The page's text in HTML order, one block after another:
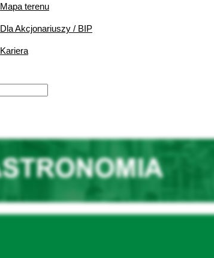
Mapa terenu
Dla Akcjonariuszy / BIP
Kariera